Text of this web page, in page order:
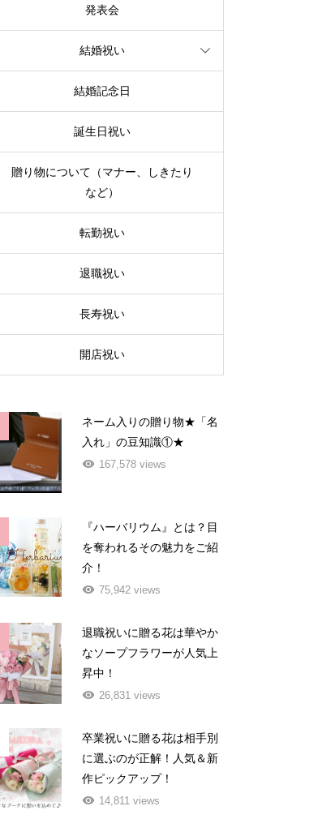
発表会
結婚祝い
結婚記念日
誕生日祝い
贈り物について（マナー、しきたり
など）
転勤祝い
退職祝い
長寿祝い
開店祝い
ネーム入りの贈り物★「名
入れ」の豆知識①★
167,578 views
『ハーバリウム』とは？目
を奪われるその魅力をご紹
介！
75,942 views
退職祝いに贈る花は華やか
なソープフラワーが人気上
昇中！
26,831 views
卒業祝いに贈る花は相手別
に選ぶのが正解！人気＆新
作ピックアップ！
14,811 views